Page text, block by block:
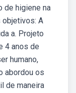
de higiene na
objetivos: A
a. Projeto
4 anos de
humano,
abordou os
de maneira